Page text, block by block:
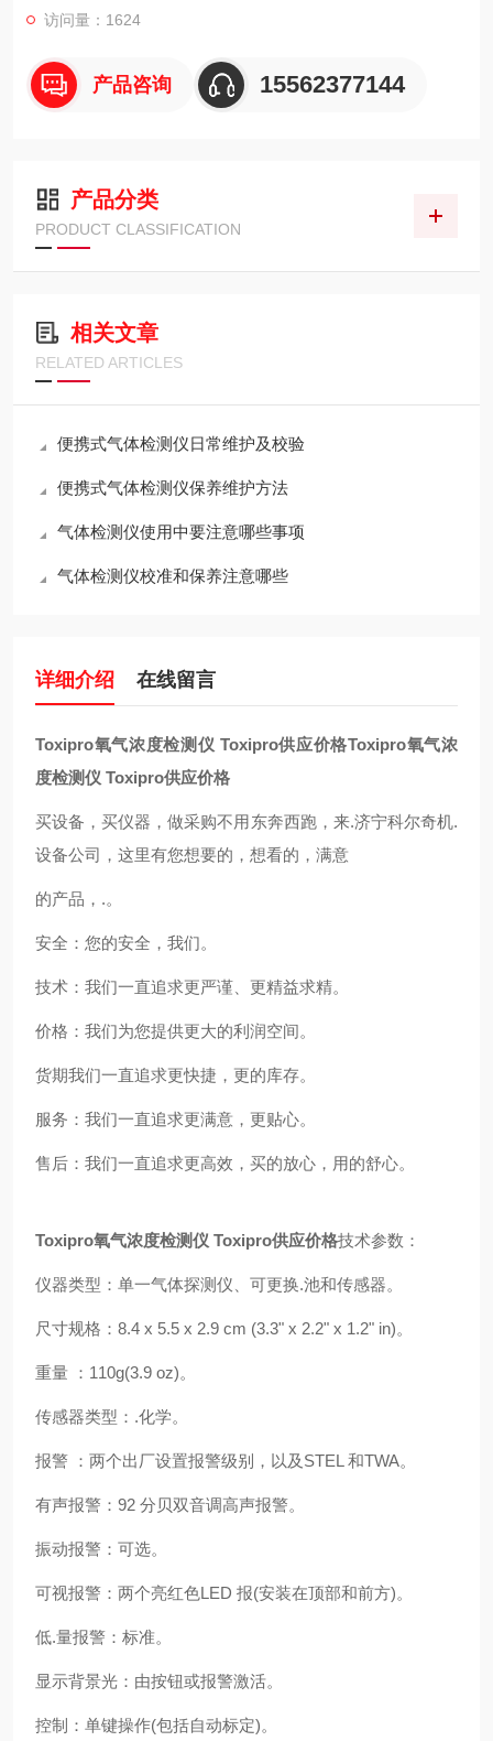
货期我们一直追求更快捷，更的库存。
售后：我们一直追求更高效，买的放心，用的舒
访问量：1624
产品咨询 15562377144
产品分类
PRODUCT CLASSIFICATION
相关文章
RELATED ARTICLES
便携式气体检测仪日常维护及校验
便携式气体检测仪保养维护方法
气体检测仪使用中要注意哪些事项
气体检测仪校准和保养注意哪些
详细介绍 在线留言
Toxipro氧气浓度检测仪 Toxipro供应价格Toxipro氧气浓
度检测仪 Toxipro供应价格
买设备，买仪器，做采购不用东奔西跑，来.济宁科尔奇机.
设备公司，这里有您想要的，想看的，满意
的产品，.。
安全：您的安全，我们。
技术：我们一直追求更严谨、更精益求精。
价格：我们为您提供更大的利润空间。
货期我们一直追求更快捷，更的库存。
服务：我们一直追求更满意，更贴心。
售后：我们一直追求更高效，买的放心，用的舒心。
Toxipro氧气浓度检测仪 Toxipro供应价格技术参数：
仪器类型：单一气体探测仪、可更换.池和传感器。
尺寸规格：8.4 x 5.5 x 2.9 cm (3.3" x 2.2" x 1.2" in)。
重量 ：110g(3.9 oz)。
传感器类型：.化学。
报警 ：两个出厂设置报警级别，以及STEL 和TWA。
有声报警：92 分贝双音调高声报警。
振动报警：可选。
可视报警：两个亮红色LED 报(安装在顶部和前方)。
低.量报警：标准。
显示背景光：由按钮或报警激活。
控制：单键操作(包括自动标定)。